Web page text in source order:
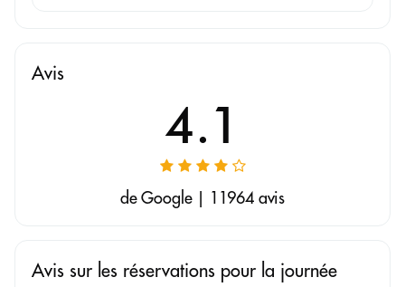
Avis
4.1
de Google | 11964 avis
Avis sur les réservations pour la journée